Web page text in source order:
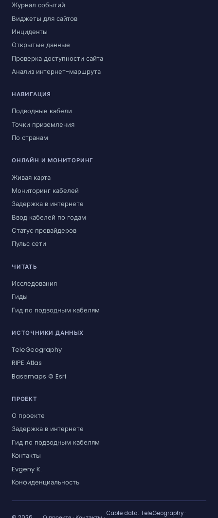
Журнал событий
Виджеты для сайтов
Инциденты
Открытые данные
Проверка доступности сайта
Анализ интернет-маршрута
НАВИГАЦИЯ
Подводные кабели
Точки приземления
По странам
ОНЛАЙН И МОНИТОРИНГ
Живая карта
Мониторинг кабелей
Задержка в интернете
Ввод кабелей по годам
Статус провайдеров
Пульс сети
ЧИТАТЬ
Исследования
Гиды
Гид по подводным кабелям
ИСТОЧНИКИ ДАННЫХ
TeleGeography
RIPE Atlas
Basemaps © Esri
ПРОЕКТ
О проекте
Задержка в интернете
Гид по подводным кабелям
Контакты
Evgeny K.
Конфиденциальность
Cable data:TeleGeography ·